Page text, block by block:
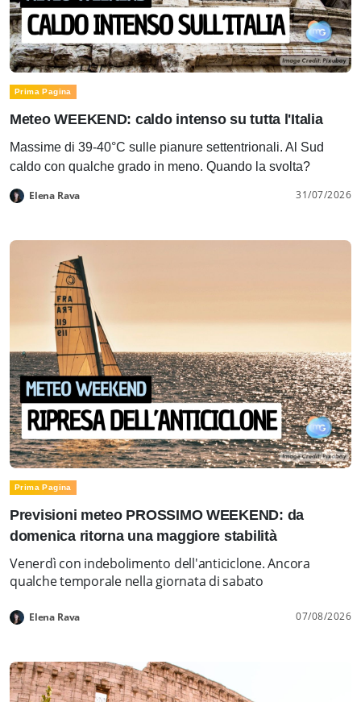
Prima Pagina
Meteo WEEKEND: caldo intenso su tutta l'Italia
Massime di 39-40°C sulle pianure settentrionali. Al Sud
caldo con qualche grado in meno. Quando la svolta?
Elena Rava 31/07/2026
Prima Pagina
Previsioni meteo PROSSIMO WEEKEND: da
domenica ritorna una maggiore stabilità
Venerdì con indebolimento dell'anticiclone. Ancora
qualche temporale nella giornata di sabato
Elena Rava 07/08/2026